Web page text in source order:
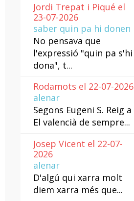
Jordi Trepat i Piqué el
23-07-2026
saber quin pa hi donen
No pensava que
l'expressió "quin pa s'hi
dona", t...
Rodamots el 22-07-2026
alenar
Segons Eugeni S. Reig a
El valencià de sempre...
Josep Vicent el 22-07-
2026
alenar
D'algú qui xarra molt
diem xarra més que...